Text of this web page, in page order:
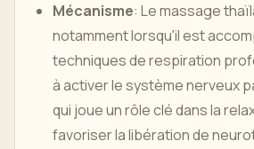
Mécanisme: Le massage
notamment lorsqu'il est
techniques de respiration
à activer le système nerveux
qui joue un rôle clé dans la
favoriser la libération de